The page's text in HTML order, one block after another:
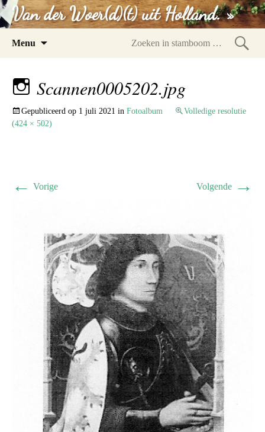
Van der Woer(d)(t) uit Holland. »
Menu
Scannen0005202.jpg
Gepubliceerd op 1 juli 2021 in Fotoalbum
Volledige resolutie
(424 × 502)
← Vorige Volgende →